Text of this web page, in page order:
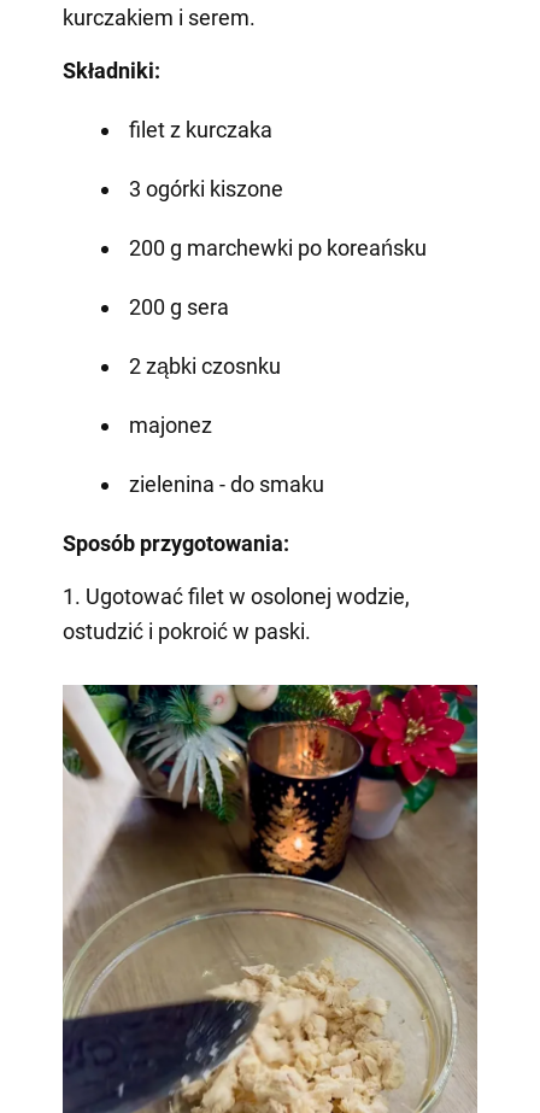
kurczakiem i serem.
Składniki:
filet z kurczaka
3 ogórki kiszone
200 g marchewki po koreańsku
200 g sera
2 ząbki czosnku
majonez
zielenina - do smaku
Sposób przygotowania:
1. Ugotować filet w osolonej wodzie,
ostudzić i pokroić w paski.